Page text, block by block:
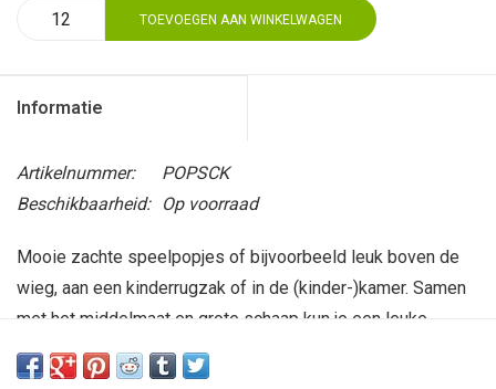
TOEVOEGEN AAN WINKELWAGEN
Informatie
Artikelnummer:
POPSCK
Beschikbaarheid:
Op voorraad
Mooie zachte speelpopjes of bijvoorbeeld leuk boven de
wieg, aan een kinderrugzak of in de (kinder-)kamer. Samen
met het middelmaat en grote schaap kun je een leuke
schapenfamilie maken. Afmeting: ongeveer 3 x 3 cm.